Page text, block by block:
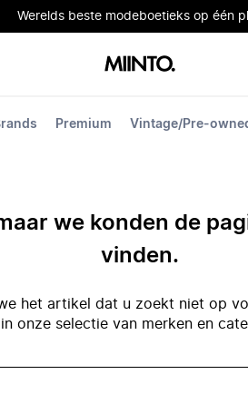
Werelds beste modeboetieks op één
Premium Vintage/Pre-
we konden de
vinden.
het artikel dat u zoekt niet op
onze selectie van merken en